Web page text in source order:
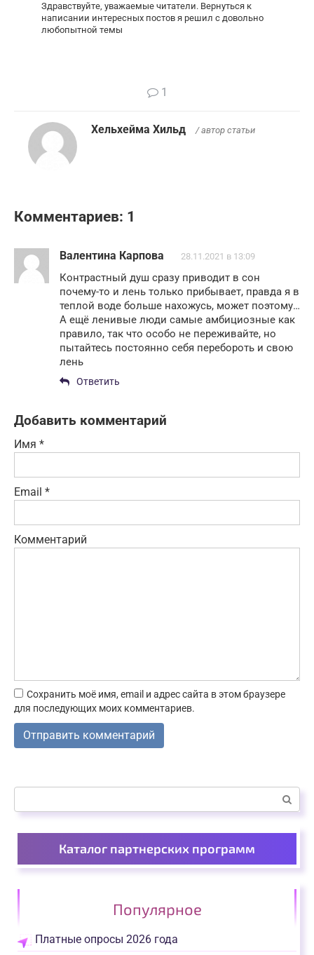
Здравствуйте, уважаемые читатели. Вернуться к
написании интересных постов я решил с довольно
любопытной темы
1
Хельхейма Хильд / автор статьи
Комментариев: 1
Валентина Карпова 28.11.2021 в 13:09
Контрастный душ сразу приводит в сон
почему-то и лень только прибывает, правда я в
теплой воде больше нахожусь, может поэтому…
А ещё ленивые люди самые амбициозные как
правило, так что особо не переживайте, но
пытайтесь постоянно себя перебороть и свою
лень
Ответить
Добавить комментарий
Имя *
Email *
Комментарий
Сохранить моё имя, email и адрес сайта в этом браузере
для последующих моих комментариев.
Поиск:
Каталог партнерских программ
Популярное
Платные опросы 2026 года